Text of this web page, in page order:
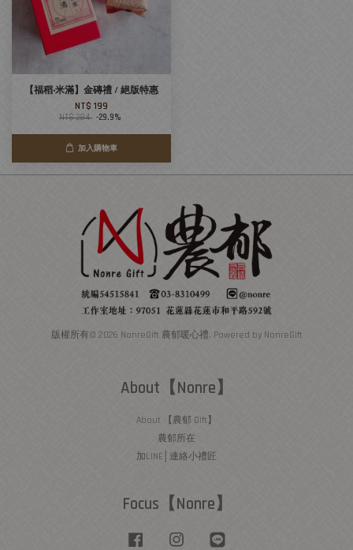
【福稻‧米滿】金磚禮 / 絕版特惠
NT$ 199
NT$ 284 -29.9%
加入購物車
版權所有© 2026 NonreGift 農郁暖心禮. Powered by NonreGift
About【Nonre】
About 【農郁 Gift】
農郁所在
加LINE│連絡小禮匠
Focus【Nonre】
Facebook Instagram